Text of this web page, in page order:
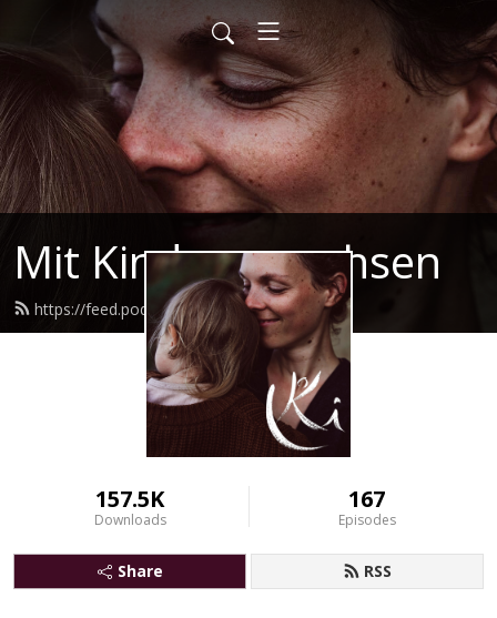
Mit Kindern wachsen
https://feed.podbean.com/mkw/feed.xml
157.5K
Downloads
167
Episodes
Share RSS